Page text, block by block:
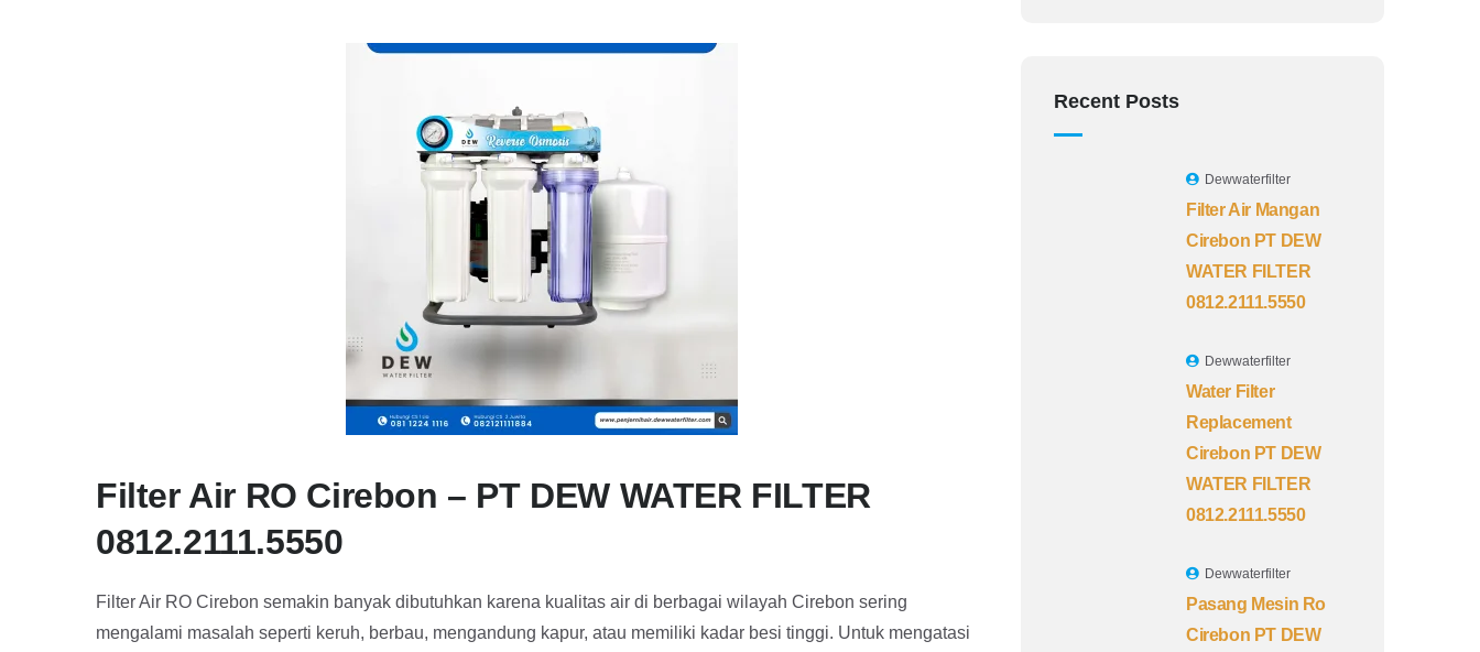
Filter Air RO Cirebon – PT DEW WATER FILTER
0812.2111.5550
Filter Air RO Cirebon semakin banyak dibutuhkan karena kualitas air di berbagai wilayah Cirebon sering
mengalami masalah seperti keruh, berbau, mengandung kapur, atau memiliki kadar besi tinggi. Untuk mengatasi
Recent Posts
Dewwaterfilter
Filter Air Mangan
Cirebon PT DEW
WATER FILTER
0812.2111.5550
Dewwaterfilter
Water Filter
Replacement
Cirebon PT DEW
WATER FILTER
0812.2111.5550
Dewwaterfilter
Pasang Mesin Ro
Cirebon PT DEW